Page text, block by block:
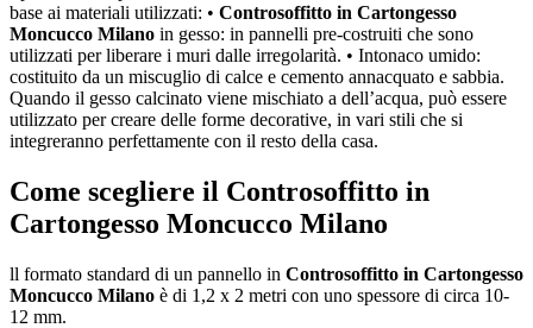
base ai materiali utilizzati: • Controsoffitto in Cartongesso
Moncucco Milano in gesso: in pannelli pre-costruiti che sono
utilizzati per liberare i muri dalle irregolarità. • Intonaco umido:
costituito da un miscuglio di calce e cemento annacquato e sabbia.
Quando il gesso calcinato viene mischiato a dell’acqua, può essere
utilizzato per creare delle forme decorative, in vari stili che si
integreranno perfettamente con il resto della casa.
Come scegliere il Controsoffitto in
Cartongesso Moncucco Milano
ll formato standard di un pannello in Controsoffitto in Cartongesso
Moncucco Milano è di 1,2 x 2 metri con uno spessore di circa 10-
12 mm.